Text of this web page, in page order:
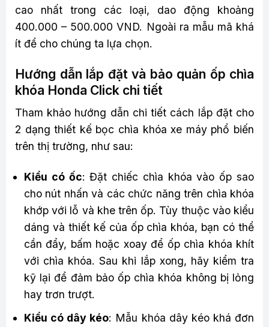
cao nhất trong các loại, dao động khoảng
400.000 – 500.000 VND. Ngoài ra mẫu mã khá
ít để cho chúng ta lựa chọn.
Hướng dẫn lắp đặt và bảo quản ốp chìa
khóa Honda Click chi tiết
Tham khảo hướng dẫn chi tiết cách lắp đặt cho
2 dạng thiết kế bọc chìa khóa xe máy phổ biến
trên thị trường, như sau:
Kiểu có ốc: Đặt chiếc chìa khóa vào ốp sao
cho nút nhấn và các chức năng trên chìa khóa
khớp với lỗ và khe trên ốp. Tùy thuộc vào kiểu
dáng và thiết kế của ốp chìa khóa, bạn có thể
cần đẩy, bấm hoặc xoay để ốp chìa khóa khít
với chìa khóa. Sau khi lắp xong, hãy kiểm tra
kỹ lại để đảm bảo ốp chìa khóa không bị lỏng
hay trơn trượt.
Kiểu có dây kéo: Mẫu khóa dây kéo khá đơn